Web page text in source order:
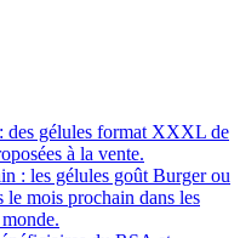
des gélules format XXXL de
à la vente.
: les gélules goût Burger ou
le mois prochain dans les